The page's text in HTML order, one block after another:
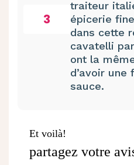
3
traiteur
épicerie
dans cette
cavatelli
ont la
d’avoir
sauce.
Et voilà!
partagez votre